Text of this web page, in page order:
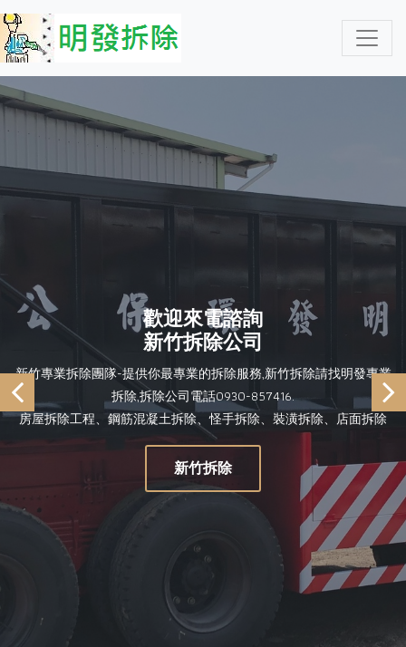
歡迎來電諮詢
新竹拆除公司
新竹專業拆除團隊-提供你最專業的拆除服務,新竹拆除請找明發專業
拆除,拆除公司電話0930-857416.
房屋拆除工程、鋼筋混凝土拆除、怪手拆除、裝潢拆除、店面拆除
新竹拆除